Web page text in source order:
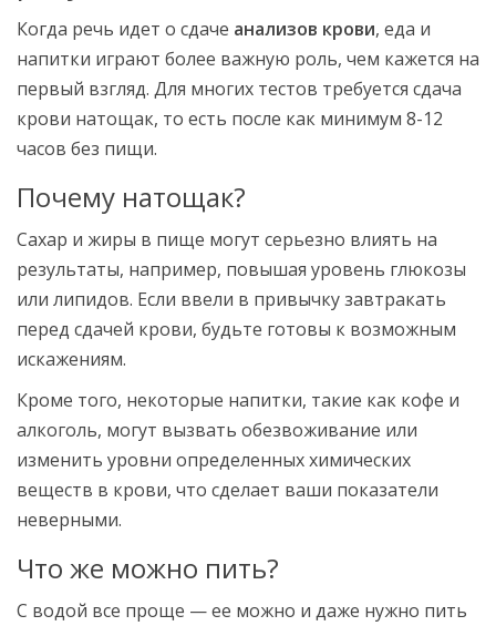
Когда речь идет о сдаче анализов крови, еда и
напитки играют более важную роль, чем кажется на
первый взгляд. Для многих тестов требуется сдача
крови натощак, то есть после как минимум 8-12
часов без пищи.
Почему натощак?
Сахар и жиры в пище могут серьезно влиять на
результаты, например, повышая уровень глюкозы
или липидов. Если ввели в привычку завтракать
перед сдачей крови, будьте готовы к возможным
искажениям.
Кроме того, некоторые напитки, такие как кофе и
алкоголь, могут вызвать обезвоживание или
изменить уровни определенных химических
веществ в крови, что сделает ваши показатели
неверными.
Что же можно пить?
С водой все проще — ее можно и даже нужно пить